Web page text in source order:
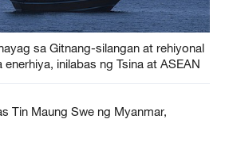
sa Gitnang-silangan at rehiyonal
inilabas ng Tsina at ASEAN
Tin Maung Swe ng Myanmar,